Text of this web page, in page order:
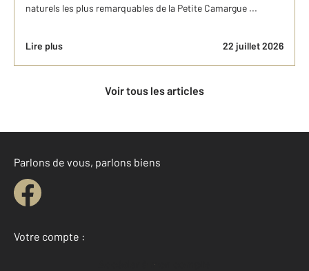
naturels les plus remarquables de la Petite Camargue ...
Lire plus 22 juillet 2026
Voir tous les articles
Parlons de vous, parlons biens
Votre compte :
Accéder à mon compte